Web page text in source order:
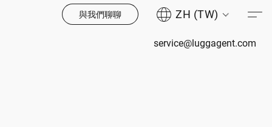
與我們聊聊 ZH (TW)
service@luggagent.com